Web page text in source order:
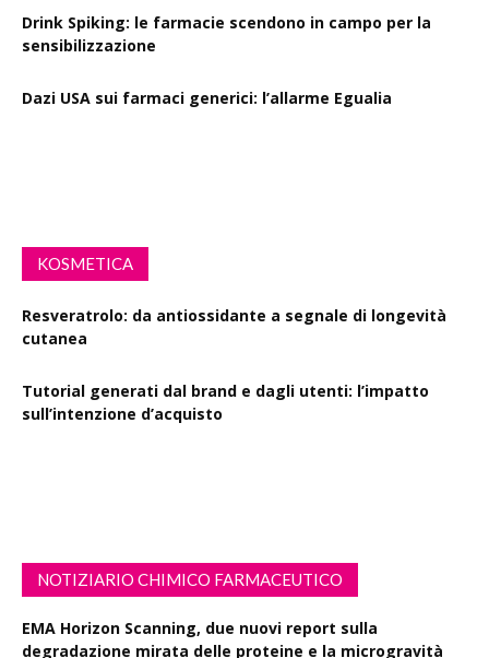
Drink Spiking: le farmacie scendono in campo per la
sensibilizzazione
Dazi USA sui farmaci generici: l’allarme Egualia
KOSMETICA
Resveratrolo: da antiossidante a segnale di longevità
cutanea
Tutorial generati dal brand e dagli utenti: l’impatto
sull’intenzione d’acquisto
NOTIZIARIO CHIMICO FARMACEUTICO
EMA Horizon Scanning, due nuovi report sulla
degradazione mirata delle proteine e la microgravità